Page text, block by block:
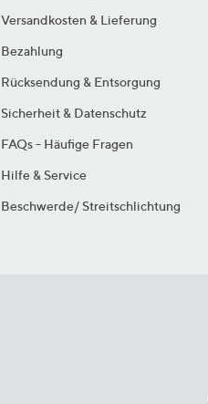
Versandkosten & Lieferung
Bezahlung
Rücksendung & Entsorgung
Sicherheit & Datenschutz
FAQs - Häufige Fragen
Hilfe & Service
Beschwerde/ Streitschlichtung